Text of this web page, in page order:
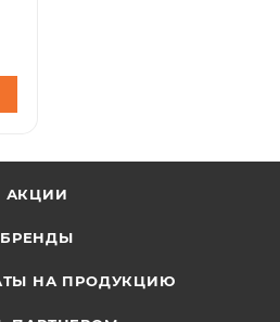
АКЦИИ
БРЕНДЫ
НА ПРОДУКЦИЮ